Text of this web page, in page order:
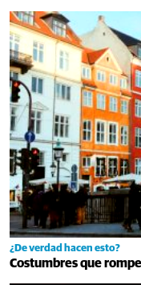
¿De verdad hacen esto?
Costumbres que